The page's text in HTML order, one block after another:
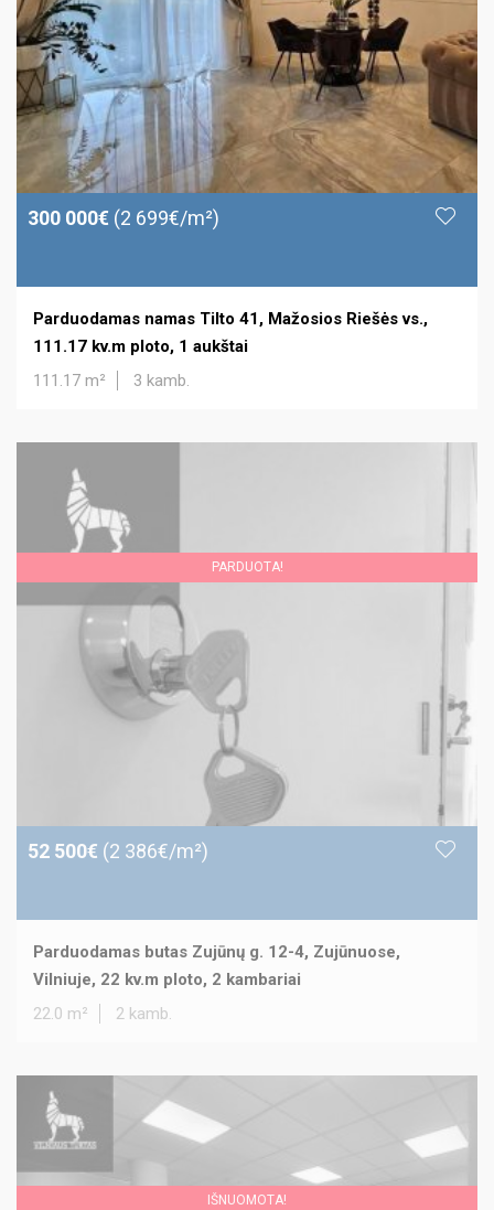
300 000€ (2 699€/m²)
Parduodamas namas Tilto 41, Mažosios Riešės vs.,
111.17 kv.m ploto, 1 aukštai
111.17 m²
3 kamb.
PARDUOTA!
52 500€ (2 386€/m²)
Parduodamas butas Zujūnų g. 12-4, Zujūnuose,
Vilniuje, 22 kv.m ploto, 2 kambariai
22.0 m²
2 kamb.
IŠNUOMOTA!